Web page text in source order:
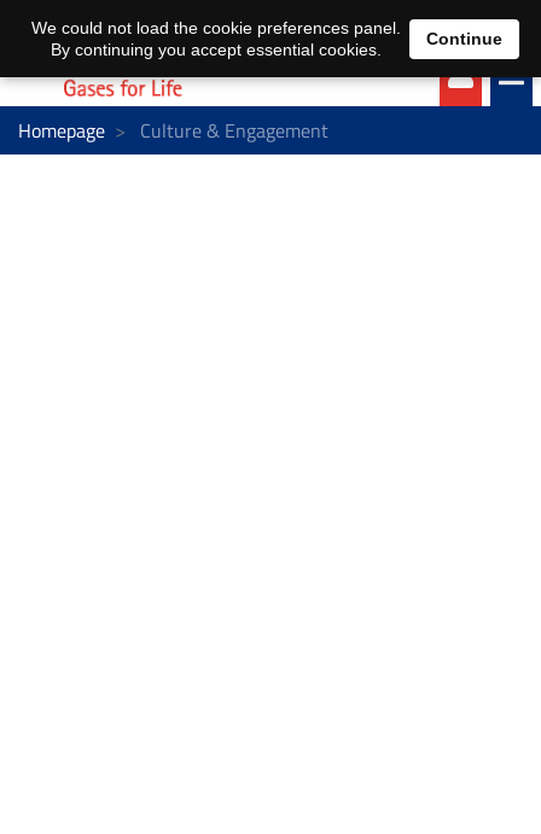
EN DE
Homepage Culture & Engagement
We could not load the cookie preferences panel.
By continuing you accept essential cookies.
Continue